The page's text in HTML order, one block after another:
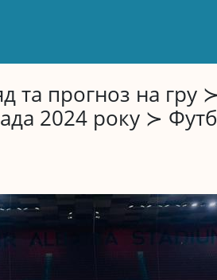
та прогноз на гру
2024 року ≻